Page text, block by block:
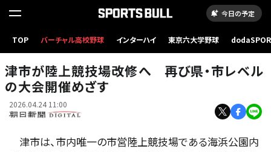
今日の予定
TOP バーチャル高校野球 インターハイ 東京六大学野球
改修後の陸上競技場のイメージ図=津市提供
津市が陸上競技場改修へ 再び県・市レベル
の大会開催めざす
2026.04.24 11:00
津市は、市内唯一の市営陸上競技場である海浜公園内